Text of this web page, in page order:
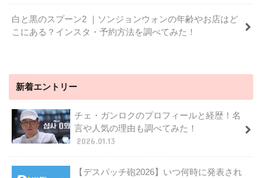
白と黒のスプーン2 ｜ソンジョンウォンの年齢やお店はど
こにある？インスタ・予約方法を調べてみた！
新着エントリー
チェ・ガンロクのプロフィールと経歴！名
言や人気の理由も調べてみた！
2026.01.13
【デスパッチ砲2026】いつ何時に発表され